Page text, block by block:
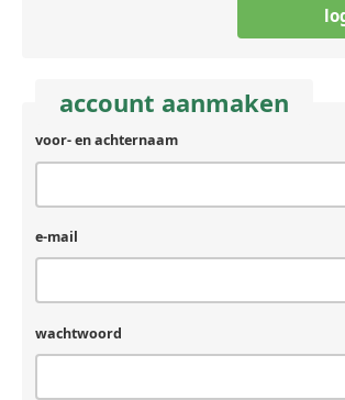
account aanmaken
voor- en achternaam
e-mail
wachtwoord